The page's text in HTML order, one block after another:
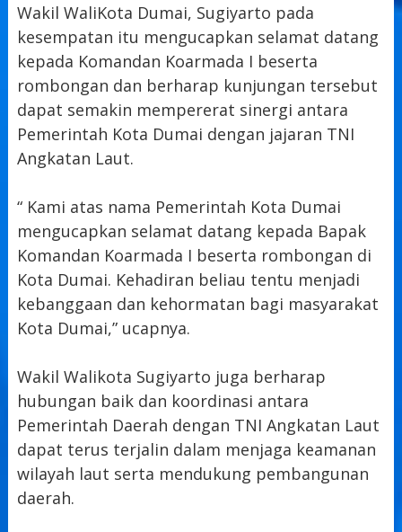
Wakil WaliKota Dumai, Sugiyarto pada
kesempatan itu mengucapkan selamat datang
kepada Komandan Koarmada I beserta
rombongan dan berharap kunjungan tersebut
dapat semakin mempererat sinergi antara
Pemerintah Kota Dumai dengan jajaran TNI
Angkatan Laut.
“ Kami atas nama Pemerintah Kota Dumai
mengucapkan selamat datang kepada Bapak
Komandan Koarmada I beserta rombongan di
Kota Dumai. Kehadiran beliau tentu menjadi
kebanggaan dan kehormatan bagi masyarakat
Kota Dumai,” ucapnya.
Wakil Walikota Sugiyarto juga berharap
hubungan baik dan koordinasi antara
Pemerintah Daerah dengan TNI Angkatan Laut
dapat terus terjalin dalam menjaga keamanan
wilayah laut serta mendukung pembangunan
daerah.